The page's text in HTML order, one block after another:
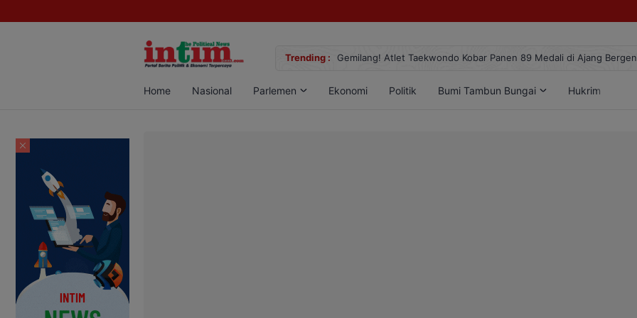
Trending :
Sabu di Pangkalan Bun, Dua Pelaku Diamankan Gemilang! Atlet Taekwondo Kobar Panen 89 Medali di Ajang
Home Nasional Parlemen Ekonomi Politik Bumi Tambun Bungai Hukrim